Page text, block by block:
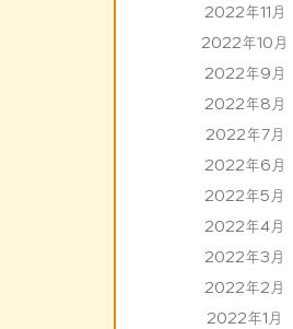
2022年11月
2022年10月
2022年9月
2022年8月
2022年7月
2022年6月
2022年5月
2022年4月
2022年3月
2022年2月
2022年1月